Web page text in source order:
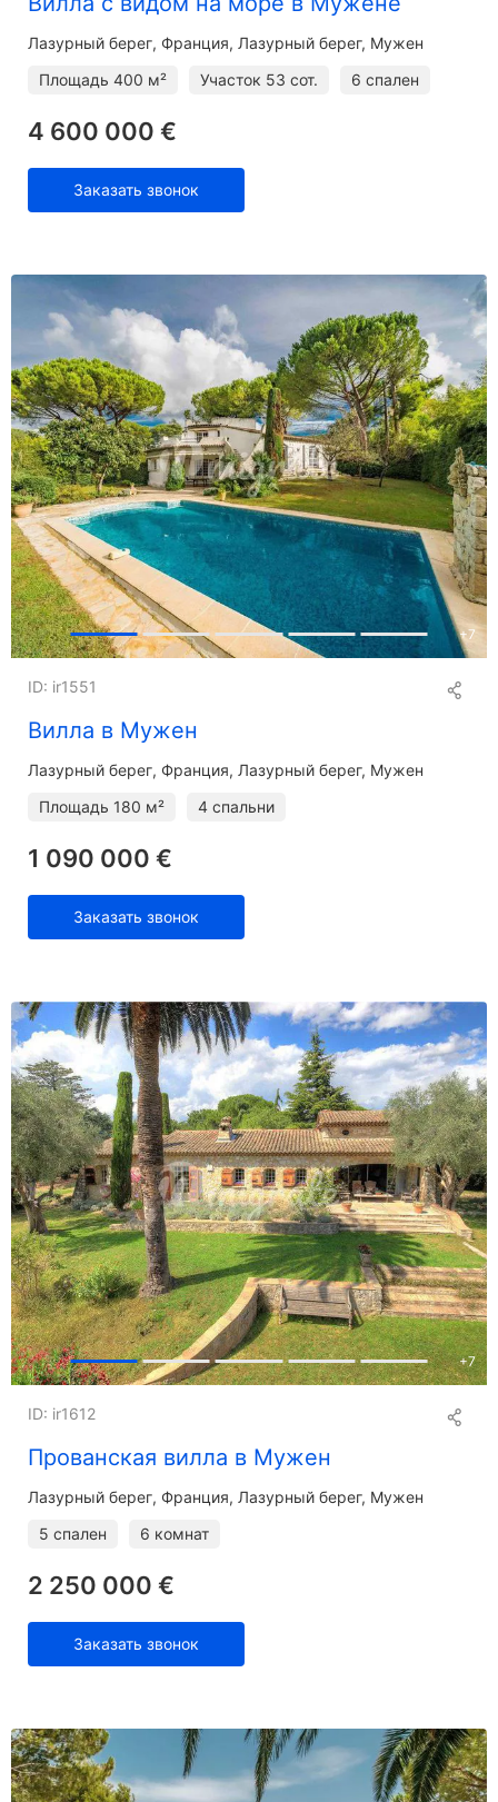
Лазурный берег Франция, Лазурный берег, Мужен
Площадь 400 м² Участок 53 сот. 6 спален
4 600 000 €
Заказать звонок
+7
Вилла в Мужен
ID: ir1551
Лазурный берег Франция, Лазурный берег, Мужен
Площадь 180 м² 4 спальни
1 090 000 €
Заказать звонок
+7
Прованская вилла в Мужен
ID: ir1612
Лазурный берег Франция, Лазурный берег, Мужен
5 спален
6 комнат
2 250 000 €
Заказать звонок